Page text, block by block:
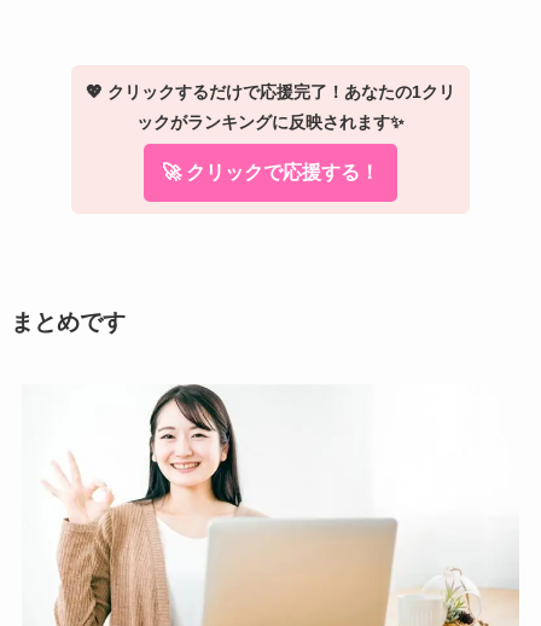
💖 クリックするだけで応援完了！あなたの1クリ
ックがランキングに反映されます✨
🚀 クリックで応援する！
まとめです